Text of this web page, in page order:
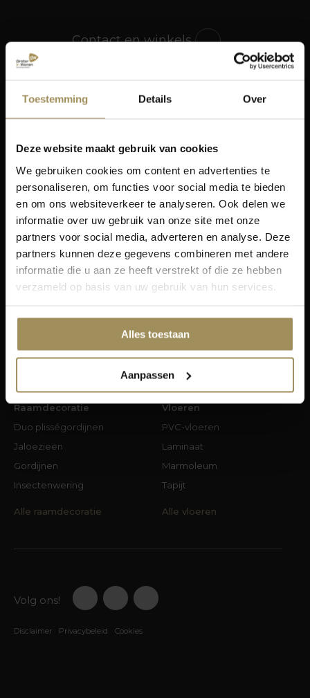
Toestemming Details Over
Deze website maakt gebruik van cookies
We gebruiken cookies om content en advertenties te
personaliseren, om functies voor social media te bieden
en om ons websiteverkeer te analyseren. Ook delen we
informatie over uw gebruik van onze site met onze
partners voor social media, adverteren en analyse. Deze
partners kunnen deze gegevens combineren met andere
informatie die u aan ze heeft verstrekt of die ze hebben
verzameld op basis van uw gebruik van hun services.
Alles toestaan
Aanpassen
Contact en winkels
Maastricht
+31 (0)43 363 05 05
Gronsveld
+31 (0)43 408 12 50
Wonen
Banken
Eetkamertafels
Slapen
Boxsprings
Bedbodems
Matrassen
Alles van Slapen
Raamdecoratie
Duo plisségordijnen
Jaloezieën
Gordijnen
Insectenwering
Alle raamdecoratie
Vloeren
PVC-vloeren
Laminaat
Marmoleum
Tapijt
Alle vloeren
Volg ons!
Disclaimer Privacybeleid Cookies